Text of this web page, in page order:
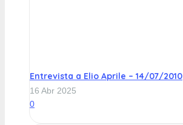
Entrevista a Elio Aprile – 14/07/2010
16 Abr 2025
0